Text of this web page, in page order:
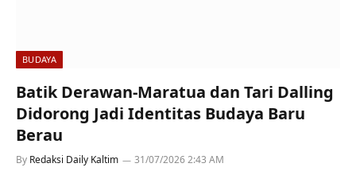
BUDAYA
Batik Derawan-Maratua dan Tari Dalling
Didorong Jadi Identitas Budaya Baru
Berau
By Redaksi Daily Kaltim 31/07/2026 2:43 AM